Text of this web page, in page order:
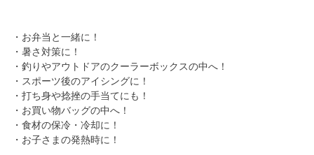
・お弁当と一緒に！
・暑さ対策に！
・釣りやアウトドアのクーラーボックスの中へ！
・スポーツ後のアイシングに！
・打ち身や捻挫の手当てにも！
・お買い物バッグの中へ！
・食材の保冷・冷却に！
・お子さまの発熱時に！